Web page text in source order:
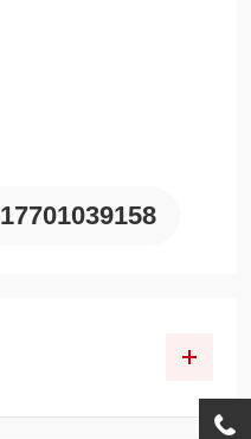
17701039158